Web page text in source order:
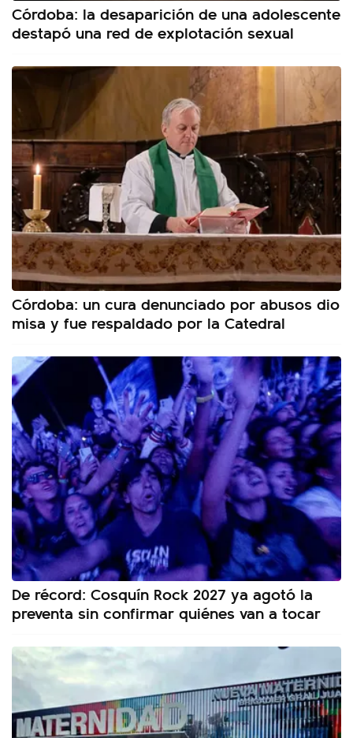
Córdoba: la desaparición de una adolescente
destapó una red de explotación sexual
Córdoba: un cura denunciado por abusos dio
misa y fue respaldado por la Catedral
De récord: Cosquín Rock 2027 ya agotó la
preventa sin confirmar quiénes van a tocar